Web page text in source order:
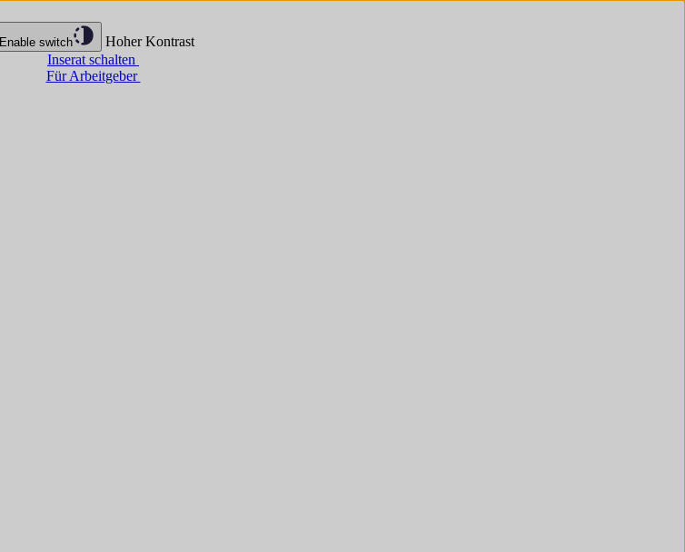
Enable switch
Hoher Kontrast
Inserat schalten
Für Arbeitgeber